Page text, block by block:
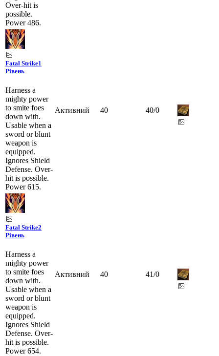
Over-hit is
possible.
Power 486.
Fatal Strike1
Рівень
Harness a
mighty power
to smite foes
down with.
Usable when a
sword or blunt
weapon is
equipped.
Ignores Shield
Defense. Over-
hit is possible.
Power 615.
Активний 40 40/0
Fatal Strike2
Рівень
Harness a
mighty power
to smite foes
down with.
Usable when a
sword or blunt
weapon is
equipped.
Ignores Shield
Defense. Over-
hit is possible.
Power 654.
Активний 40 41/0